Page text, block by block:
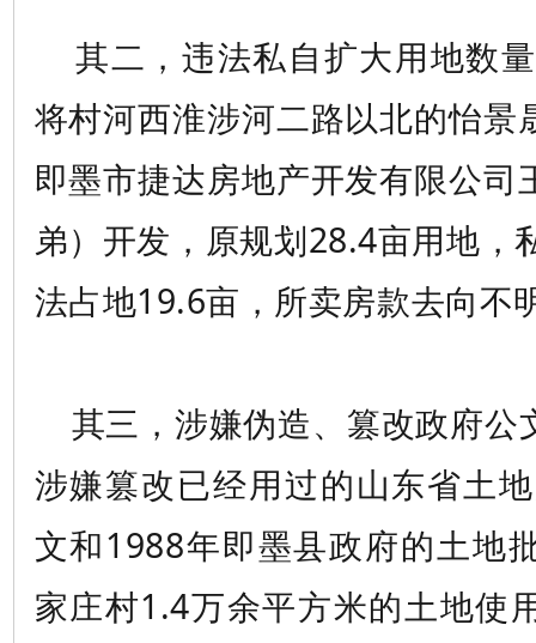
其二，违法私自扩大用地数
将村河西淮涉河二路以北的怡景
即墨市捷达房地产开发有限公司
弟）开发，原规划28.4亩用地，
法占地19.6亩，所卖房款去向不
其三，涉嫌伪造、篡改政府公
涉嫌篡改已经用过的山东省土
文和1988年即墨县政府的土地
家庄村1.4万余平方米的土地使